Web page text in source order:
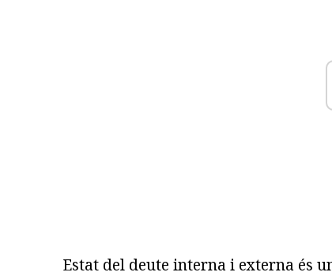
Estat del deute interna i externa és